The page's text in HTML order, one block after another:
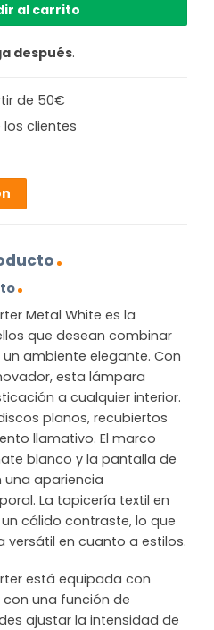
al carrito
después.
de 50€
clientes
Metal White es la
que desean combinar
ambiente elegante. Con
esta lámpara
a cualquier interior.
planos, recubiertos
llamativo. El marco
blanco y la pantalla de
una apariencia
La tapicería textil en
cálido contraste, lo que
versátil en cuanto a estilos.
está equipada con
con una función de
ajustar la intensidad de